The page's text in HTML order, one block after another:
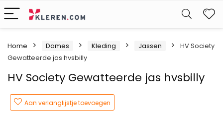
Home Dames Kleding Jassen
HV Society
Gewatteerde jas hvsbilly
HV Society Gewatteerde jas hvsbilly
Aan verlanglijstje toevoegen